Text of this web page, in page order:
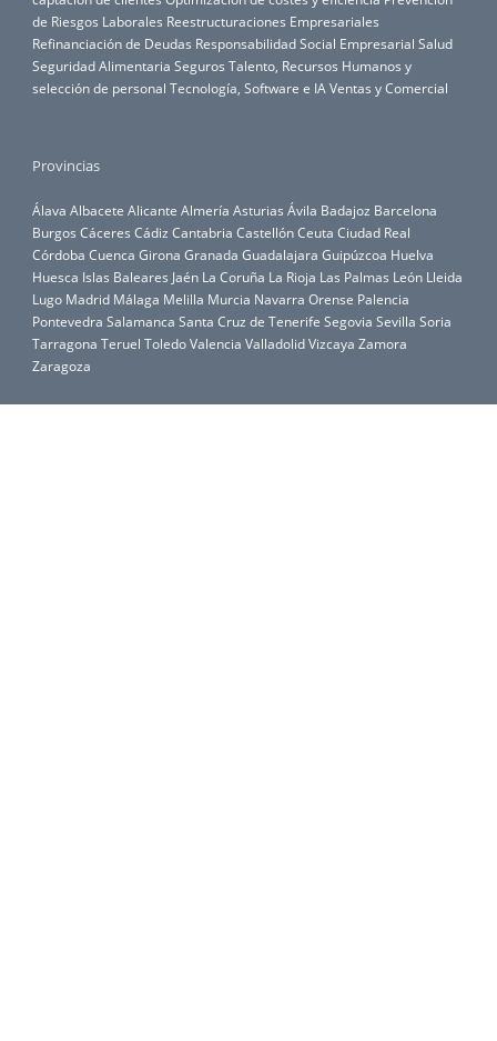
de Riesgos Laborales Reestructuraciones Empresariales
Refinanciación de Deudas Responsabilidad Social Empresarial Salud
Seguridad Alimentaria Seguros Talento, Recursos Humanos y
selección de personal Tecnología, Software e IA Ventas y Comercial
Provincias
Álava Albacete Alicante Almería Asturias Ávila Badajoz Barcelona
Burgos Cáceres Cádiz Cantabria CastellónCeuta Ciudad Real
Córdoba Cuenca Girona Granada Guadalajara Guipúzcoa Huelva
Huesca Islas Baleares Jaén La Coruña La Rioja Las Palmas León Lleida
Lugo Madrid Málaga Melilla Murcia Navarra Orense Palencia
Pontevedra Salamanca Santa Cruz de Tenerife Segovia Sevilla Soria
Tarragona Teruel ToledoValencia ValladolidVizcaya Zamora
Zaragoza